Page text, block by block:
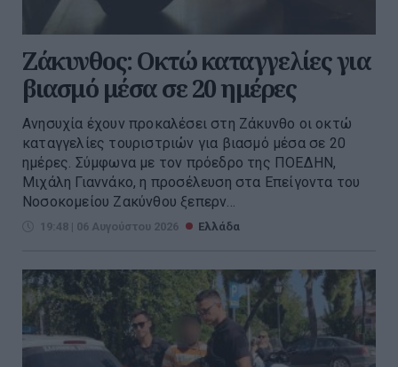
Ζάκυνθος: Οκτώ καταγγελίες για
βιασμό μέσα σε 20 ημέρες
Ανησυχία έχουν προκαλέσει στη Ζάκυνθο οι οκτώ
καταγγελίες τουριστριών για βιασμό μέσα σε 20
ημέρες. Σύμφωνα με τον πρόεδρο της ΠΟΕΔΗΝ,
Μιχάλη Γιαννάκο, η προσέλευση στα Επείγοντα του
Νοσοκομείου Ζακύνθου ξεπερν...
19:48 | 06 Αυγούστου 2026 Ελλάδα